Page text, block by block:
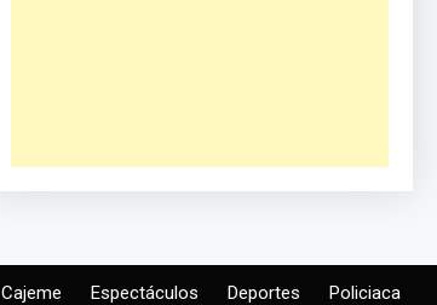
Cajeme Espectáculos Deportes Policiaca